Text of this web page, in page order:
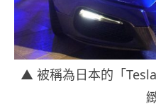
▲ 被稱為日本的「